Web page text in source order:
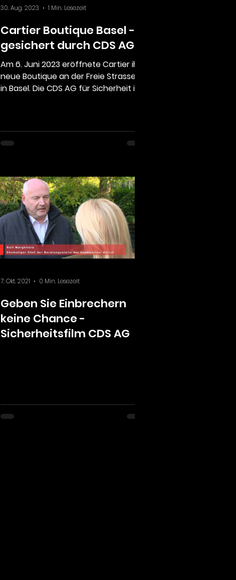
Cartier Boutique Basel -
gesichert durch CDS AG
Am 6. Juni 2023 eröffnete Cartier ihre
neue Boutique an der Freie Strasse 101
in Basel. Die CDS AG für Sicherheit ist
30. Aug. 2023 1 Min. Lesezeit
Geben Sie Einbrechern
keine Chance -
Sicherheitsfilm CDS AG
7. Okt. 2021 0 Min. Lesezeit